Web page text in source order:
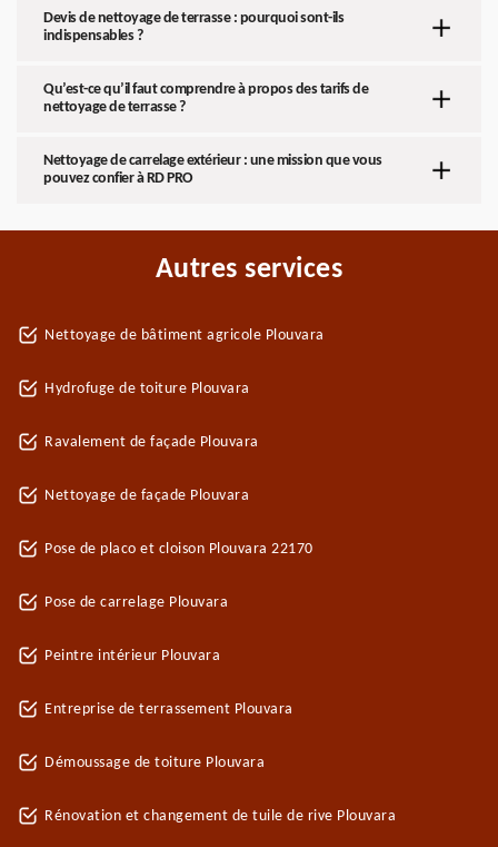
Devis de nettoyage de terrasse : pourquoi sont-ils
indispensables ?
Qu’est-ce qu’il faut comprendre à propos des tarifs de
nettoyage de terrasse ?
Nettoyage de carrelage extérieur : une mission que vous
pouvez confier à RD PRO
Autres services
Nettoyage de bâtiment agricole Plouvara
Hydrofuge de toiture Plouvara
Ravalement de façade Plouvara
Nettoyage de façade Plouvara
Pose de placo et cloison Plouvara 22170
Pose de carrelage Plouvara
Peintre intérieur Plouvara
Entreprise de terrassement Plouvara
Démoussage de toiture Plouvara
Rénovation et changement de tuile de rive Plouvara